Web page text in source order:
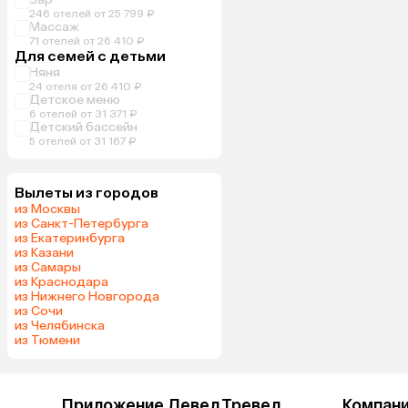
246 отелей от 25 799 ₽
Массаж
71 отелей от 26 410 ₽
Для семей с детьми
Няня
24 отеля от 26 410 ₽
Детское меню
6 отелей от 31 371 ₽
Детский бассейн
5 отелей от 31 167 ₽
Вылеты из городов
из Москвы
из Санкт-Петербурга
из Екатеринбурга
из Казани
из Самары
из Краснодара
из Нижнего Новгорода
из Сочи
из Челябинска
из Тюмени